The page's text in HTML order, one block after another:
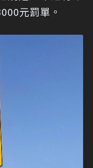
元罰單。